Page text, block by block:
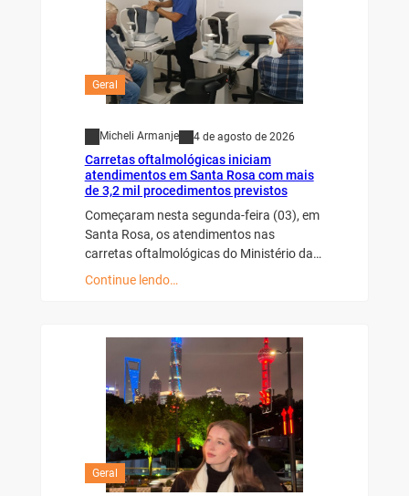
Geral
Micheli Armanje 4 de agosto de 2026
Carretas oftalmológicas iniciam
atendimentos em Santa Rosa com mais
de 3,2 mil procedimentos previstos
Começaram nesta segunda-feira (03), em
Santa Rosa, os atendimentos nas
carretas oftalmológicas do Ministério da…
Continue lendo…
Geral